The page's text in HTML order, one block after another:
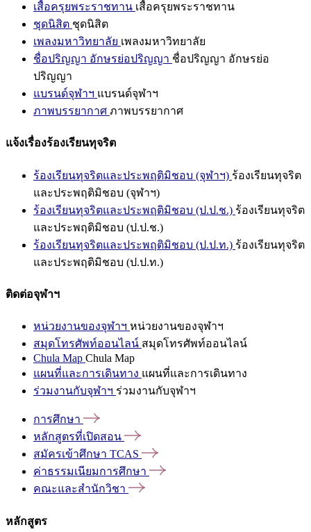
เสื้อครุยพระราชทาน เสื้อครุยพระราชทาน
ชุดนิสิต ชุดนิสิต
เพลงมหาวิทยาลัย เพลงมหาวิทยาลัย
ชื่อปริญญา อักษรย่อปริญญา ชื่อปริญญา อักษรย่อ
ปริญญา
แบรนด์จุฬาฯ แบรนด์จุฬาฯ
ภาพบรรยากาศ ภาพบรรยากาศ
แจ้งเรื่องร้องเรียนทุจริต
ร้องเรียนทุจริตและประพฤติมิชอบ (จุฬาฯ) ร้องเรียนทุจริต
และประพฤติมิชอบ (จุฬาฯ)
ร้องเรียนทุจริตและประพฤติมิชอบ (ป.ป.ช.) ร้องเรียนทุจริต
และประพฤติมิชอบ (ป.ป.ช.)
ร้องเรียนทุจริตและประพฤติมิชอบ (ป.ป.ท.) ร้องเรียนทุจริต
และประพฤติมิชอบ (ป.ป.ท.)
ติดต่อจุฬาฯ
หน่วยงานของจุฬาฯ หน่วยงานของจุฬาฯ
สมุดโทรศัพท์ออนไลน์ สมุดโทรศัพท์ออนไลน์
Chula Map Chula Map
แผนที่และการเดินทาง แผนที่และการเดินทาง
ร่วมงานกับจุฬาฯ ร่วมงานกับจุฬาฯ
การศึกษา
หลักสูตรที่เปิดสอน
สมัครเข้าศึกษา TCAS
ค่าธรรมเนียมการศึกษา
คณะและสำนักวิชา
หลักสูตร